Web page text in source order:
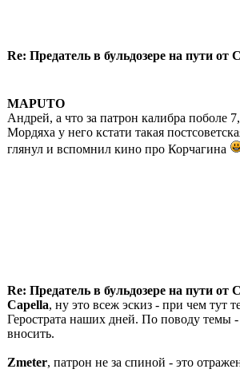
Re: Предатель в бульдозере на пути от
MAPUTO
Андрей, а что за патрон калибра поболе
Мордяха у него кстати такая
глянул и вспомнил кино про Корчагина
Re: Предатель в бульдозере на пути от
Capella, ну это всеж эскиз - при чем тут
Герострата наших дней. По поводу темы
вносить.
Zmeter, патрон не за спиной - это